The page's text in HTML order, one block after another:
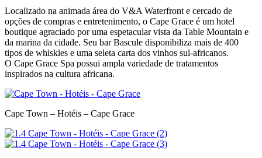
Localizado na animada área do V&A Waterfront e cercado de
opções de compras e entretenimento, o Cape Grace é um hotel
boutique agraciado por uma espetacular vista da Table Mountain e
da marina da cidade. Seu bar Bascule disponibiliza mais de 400
tipos de whiskies e uma seleta carta dos vinhos sul-africanos.
O Cape Grace Spa possui ampla variedade de tratamentos
inspirados na cultura africana.
Cape Town – Hotéis – Cape Grace